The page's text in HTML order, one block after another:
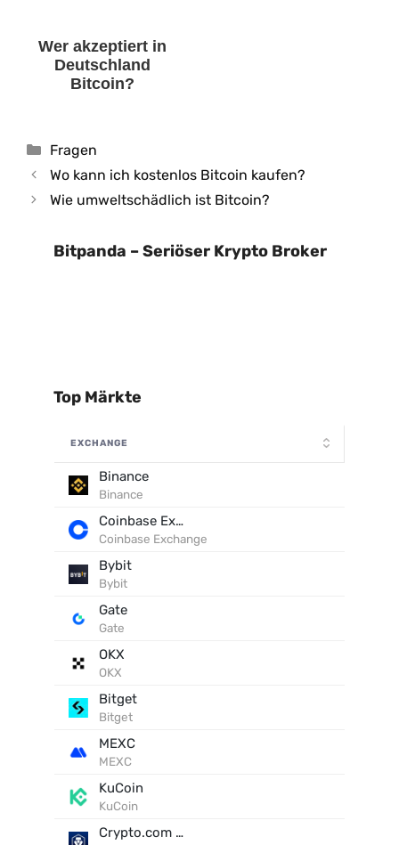
Wer akzeptiert in
Deutschland
Bitcoin?
Kategorien
Fragen
Wo kann ich kostenlos Bitcoin kaufen?
Wie umweltschädlich ist Bitcoin?
Bitpanda – Seriöser Krypto Broker
Top Märkte
EXCHANGE
Binance
Binance
Coinbase Exchange
Coinbase Exchange
Bybit
Bybit
Gate
Gate
OKX
OKX
Bitget
Bitget
MEXC
MEXC
KuCoin
KuCoin
Crypto.com Exchange